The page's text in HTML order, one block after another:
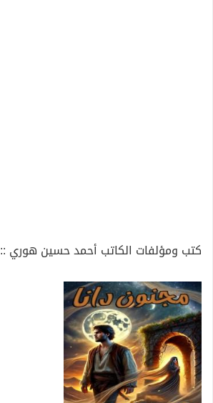
كتب ومؤلفات الكاتب أحمد حسين هوري ::